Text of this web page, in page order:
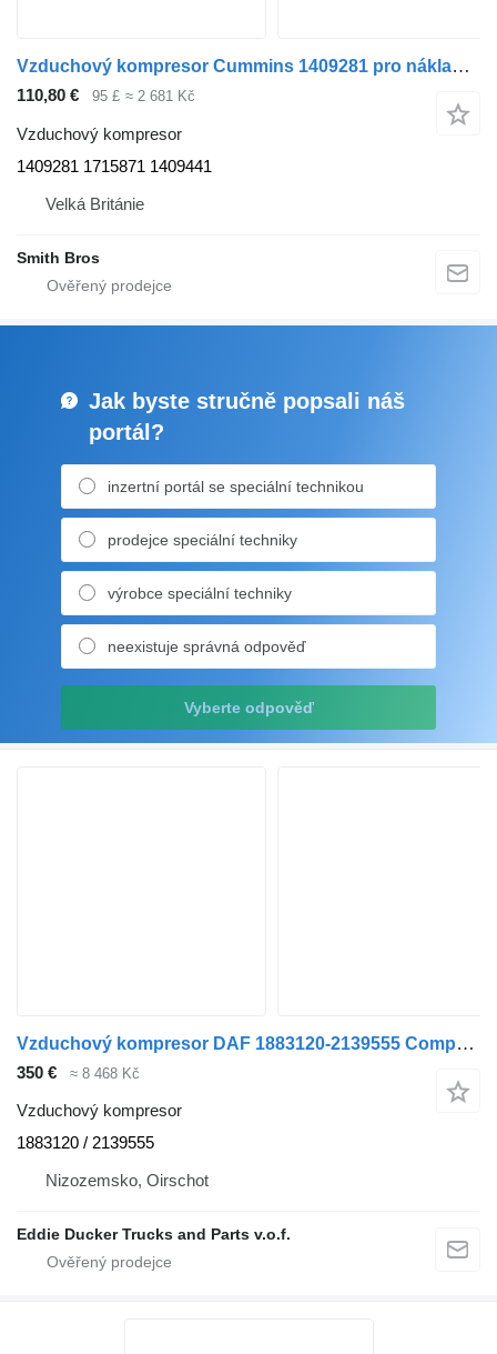
Vzduchový kompresor Cummins 1409281 pro nákladní auta DAF LF CF XF XG
110,80 € 95 £ ≈ 2 681 Kč
Vzduchový kompresor
1409281 1715871 1409441
Velká Británie
Smith Bros
Jak byste stručně popsali náš
portál?
inzertní portál se speciální technikou
prodejce speciální techniky
výrobce speciální techniky
neexistuje správná odpověď
Vyberte odpověď
Vzduchový kompresor DAF 1883120-2139555 Compressor MX-Euro 6 pro nákladní auta DAF CF / XF
350 € ≈ 8 468 Kč
Vzduchový kompresor
1883120 / 2139555
Nizozemsko, Oirschot
Eddie Ducker Trucks and Parts v.o.f.